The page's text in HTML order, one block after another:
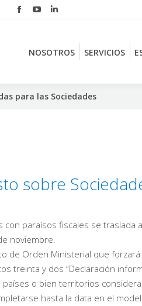
Facebook
opens
window
YouTube
opens
window
Linkedin
opens
window
NOSOTROS SERVICIOS
para las Sociedades
sobre
paraísos fiscales se traslada
noviembre.
de Orden Ministerial que
treinta y dos “Declaración
o bien territorios
hasta la data en el